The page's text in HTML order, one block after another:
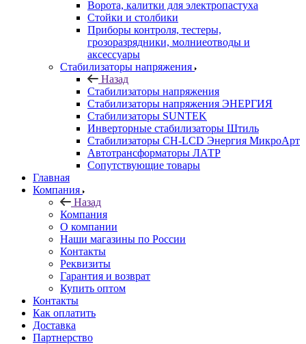
Ворота, калитки для электропастуха
Стойки и столбики
Приборы контроля, тестеры,
грозоразрядники, молниеотводы и
аксессуары
Стабилизаторы напряжения
Назад
Стабилизаторы напряжения
Стабилизаторы напряжения ЭНЕРГИЯ
Стабилизаторы SUNTEK
Инверторные стабилизаторы Штиль
Стабилизаторы СН-LCD Энepгия МикроАрт
Автотрансформаторы ЛАТР
Сопутствующие товары
Главная
Компания
Назад
Компания
О компании
Наши магазины по России
Контакты
Реквизиты
Гарантия и возврат
Купить оптом
Контакты
Как оплатить
Доставка
Партнерство